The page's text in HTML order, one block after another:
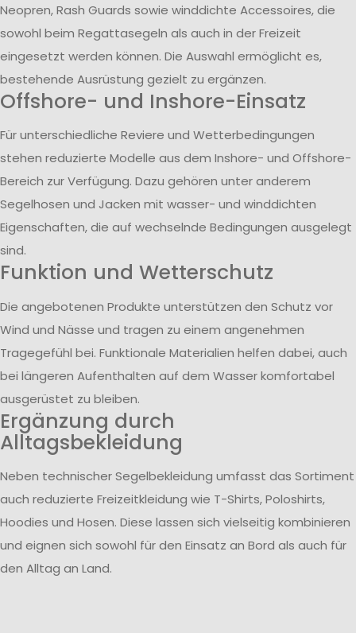
Neopren, Rash Guards sowie winddichte Accessoires, die
sowohl beim Regattasegeln als auch in der Freizeit
eingesetzt werden können. Die Auswahl ermöglicht es,
bestehende Ausrüstung gezielt zu ergänzen.
Offshore- und Inshore-Einsatz
Für unterschiedliche Reviere und Wetterbedingungen
stehen reduzierte Modelle aus dem Inshore- und Offshore-
Bereich zur Verfügung. Dazu gehören unter anderem
Segelhosen und Jacken mit wasser- und winddichten
Eigenschaften, die auf wechselnde Bedingungen ausgelegt
sind.
Funktion und Wetterschutz
Die angebotenen Produkte unterstützen den Schutz vor
Wind und Nässe und tragen zu einem angenehmen
Tragegefühl bei. Funktionale Materialien helfen dabei, auch
bei längeren Aufenthalten auf dem Wasser komfortabel
ausgerüstet zu bleiben.
Ergänzung durch
Alltagsbekleidung
Neben technischer Segelbekleidung umfasst das Sortiment
auch reduzierte Freizeitkleidung wie T-Shirts, Poloshirts,
Hoodies und Hosen. Diese lassen sich vielseitig kombinieren
und eignen sich sowohl für den Einsatz an Bord als auch für
den Alltag an Land.